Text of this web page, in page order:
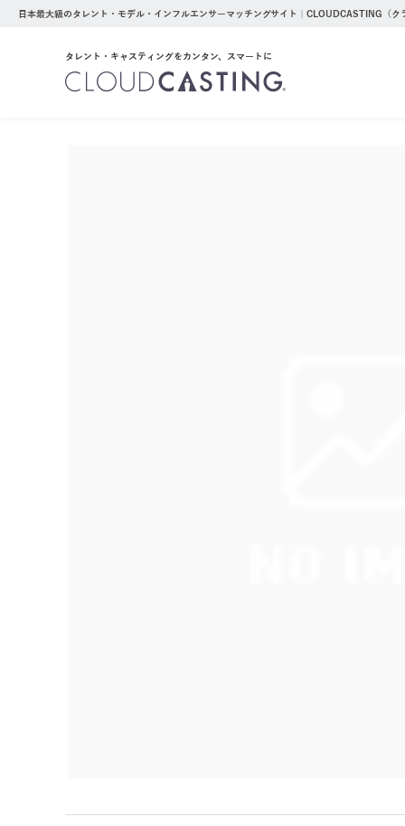
日本最大級のタレント・モデル・インフルエンサーマッチングサイト｜CLOUDCASTING（ク
タレント・キャスティングをカンタン、スマートに